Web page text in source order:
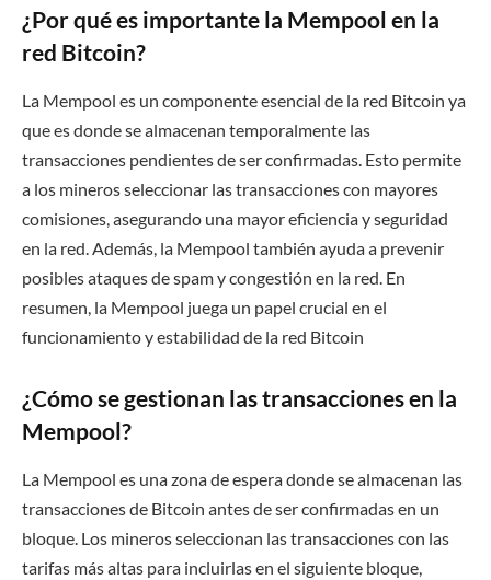
¿Por qué es importante la Mempool en la
red Bitcoin?
La Mempool es un componente esencial de la red Bitcoin ya
que es donde se almacenan temporalmente las
transacciones pendientes de ser confirmadas. Esto permite
a los mineros seleccionar las transacciones con mayores
comisiones, asegurando una mayor eficiencia y seguridad
en la red. Además, la Mempool también ayuda a prevenir
posibles ataques de spam y congestión en la red. En
resumen, la Mempool juega un papel crucial en el
funcionamiento y estabilidad de la red Bitcoin
¿Cómo se gestionan las transacciones en la
Mempool?
La Mempool es una zona de espera donde se almacenan las
transacciones de Bitcoin antes de ser confirmadas en un
bloque. Los mineros seleccionan las transacciones con las
tarifas más altas para incluirlas en el siguiente bloque,